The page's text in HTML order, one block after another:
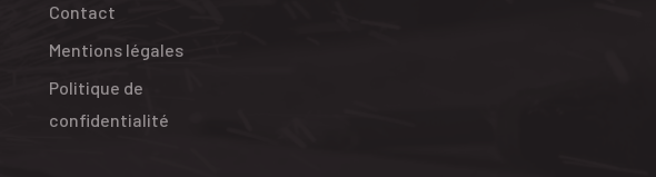
Contact
Mentions légales
Politique de
confidentialité